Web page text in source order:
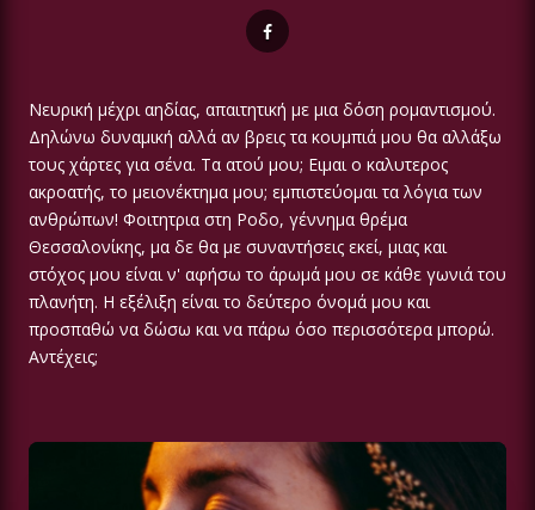
Νευρική μέχρι αηδίας, απαιτητική με μια δόση ρομαντισμού.
Δηλώνω δυναμική αλλά αν βρεις τα κουμπιά μου θα αλλάξω
τους χάρτες για σένα. Τα ατού μου; Ειμαι ο καλυτερος
ακροατής, το μειονέκτημα μου; εμπιστεύομαι τα λόγια των
ανθρώπων! Φοιτητρια στη Ροδο, γέννημα θρέμα
Θεσσαλονίκης, μα δε θα με συναντήσεις εκεί, μιας και
στόχος μου είναι ν' αφήσω το άρωμά μου σε κάθε γωνιά του
πλανήτη. Η εξέλιξη είναι το δεύτερο όνομά μου και
προσπαθώ να δώσω και να πάρω όσο περισσότερα μπορώ.
Αντέχεις;